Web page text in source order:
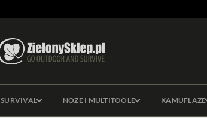
SURVIVAL NOŻE I MULTITOOLE KAMUFLAŻE